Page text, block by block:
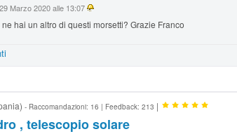
Marzo 2020 alle 13:07
hai un altro di questi morsetti? Grazie Franco
- Raccomandazioni: 16 | Feedback: 213 |
, telescopio solare